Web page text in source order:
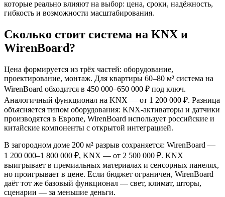
которые реально влияют на выбор: цена, сроки, надёжность,
гибкость и возможности масштабирования.
Сколько стоит система на KNX и
WirenBoard?
Цена формируется из трёх частей: оборудование,
проектирование, монтаж. Для квартиры 60–80 м² система на
WirenBoard обходится в 450 000–650 000 ₽ под ключ.
Аналогичный функционал на KNX — от 1 200 000 ₽. Разница
объясняется типом оборудования: KNX-активаторы и датчики
производятся в Европе, WirenBoard использует российские и
китайские компоненты с открытой интеграцией.
В загородном доме 200 м² разрыв сохраняется: WirenBoard —
1 200 000–1 800 000 ₽, KNX — от 2 500 000 ₽. KNX
выигрывает в премиальных материалах и сенсорных панелях,
но проигрывает в цене. Если бюджет ограничен, WirenBoard
даёт тот же базовый функционал — свет, климат, шторы,
сценарии — за меньшие деньги.